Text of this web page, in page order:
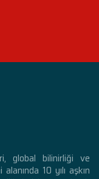
global bilinirliği ve
10 yılı aşkın